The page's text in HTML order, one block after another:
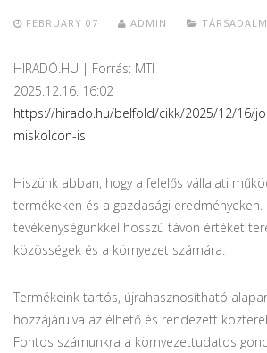
FEBRUARY 07 ADMIN
HIRADÓ.HU | Forrás: MTI
2025.12.16. 16:02
https://hirado.hu/belfold/cikk/2025/12/16/
miskolcon-is
Hiszünk abban, hogy a felelős vállalati
termékeken és a gazdasági eredményeken.
tevékenységünkkel hosszú távon értéket
közösségek és a környezet számára.
Termékeink tartós, újrahasznosítható
hozzájárulva az élhető és rendezett
Fontos számunkra a környezettudatos